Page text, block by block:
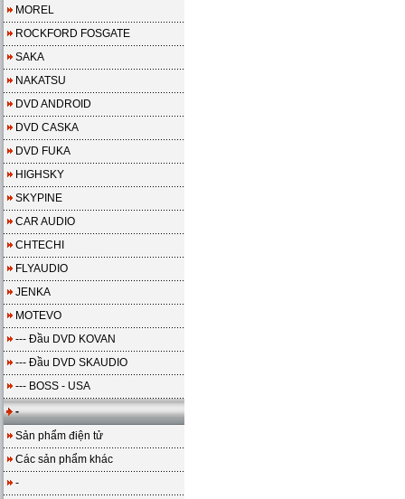
MOREL
ROCKFORD FOSGATE
SAKA
NAKATSU
DVD ANDROID
DVD CASKA
DVD FUKA
HIGHSKY
SKYPINE
CAR AUDIO
CHTECHI
FLYAUDIO
JENKA
MOTEVO
--- Đầu DVD KOVAN
--- Đầu DVD SKAUDIO
--- BOSS - USA
-
Sản phẩm điện tử
Các sản phẩm khác
-